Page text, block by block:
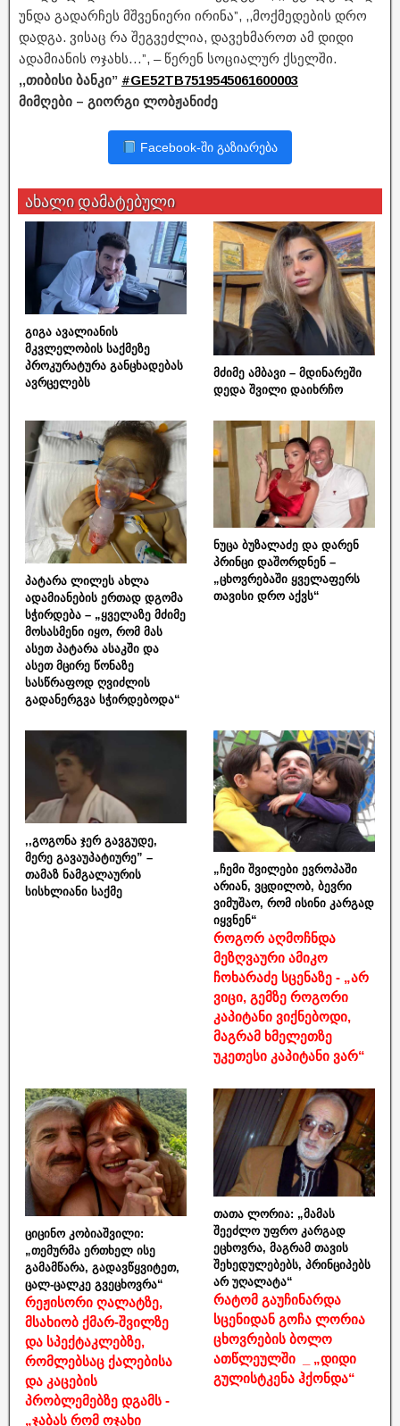
უნდა გადარჩეს მშვენიერი ირინა”, ,,მოქმედების დრო
დადგა. ვისაც რა შეგვეძლია, დავეხმაროთ ამ დიდი
ადამიანის ოჯახს…”, – წერენ სოციალურ ქსელში.
,,თიბისი ბანკი” #GE52TB7519545061600003
მიმღები – გიორგი ლობჟანიძე
Facebook-ში გაზიარება
ახალი დამატებული
გიგა ავალიანის
მკვლელობის საქმეზე
პროკურატურა განცხადებას
ავრცელებს
მძიმე ამბავი – მდინარეში
დედა შვილი დაიხრჩო
პატარა ლილეს ახლა
ადამიანების ერთად დგომა
სჭირდება – „ყველაზე მძიმე
მოსასმენი იყო, რომ მას
ასეთ პატარა ასაკში და
ასეთ მცირე წონაზე
სასწრაფოდ ღვიძლის
გადანერგვა სჭირდებოდა“
ნუცა ბუზალაძე და დარენ
პრინცი დაშორდნენ –
„ცხოვრებაში ყველაფერს
თავისი დრო აქვს“
,,გოგონა ჯერ გავგუდე,
მერე გავაუპატიურე” –
თამაზ ნამგალაურის
სისხლიანი საქმე
„ჩემი შვილები ევროპაში
არიან, ვცდილობ, ბევრი
ვიმუშაო, რომ ისინი კარგად
იყვნენ“
როგორ აღმოჩნდა
მეზღვაური ამიკო
ჩოხარაძე სცენაზე - „არ
ვიცი, გემზე როგორი
კაპიტანი ვიქნებოდი,
მაგრამ ხმელეთზე
უკეთესი კაპიტანი ვარ“
ციცინო კობიაშვილი:
„თემურმა ერთხელ ისე
გამამწარა, გადავწყვიტეთ,
ცალ-ცალკე გვეცხოვრა“
რეჟისორი ღალატზე,
მსახიობ ქმარ-შვილზე
და სპექტაკლებზე,
რომლებსაც ქალებისა
და კაცების
პრობლემებზე დგამს -
„ჯაბას რომ ოჯახი
თათა ლორია: „მამას
შეეძლო უფრო კარგად
ეცხოვრა, მაგრამ თავის
შეხედულებებს, პრინციპებს
არ უღალატა“
რატომ გაუჩინარდა
სცენიდან გოჩა ლორია
ცხოვრების ბოლო
ათწლეულში _ „დიდი
გულისტკენა ჰქონდა“